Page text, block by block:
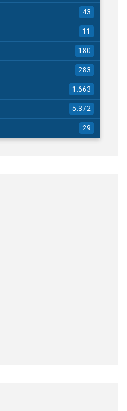
43
11
180
283
1.663
5.372
29